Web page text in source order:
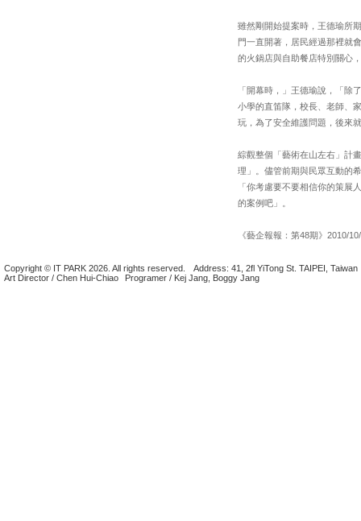
雖然剛開始提案時，王德瑜所
門一直開著，居民經過那裡就
的火鍋店與自助餐店特別關心
「開幕時，」王德瑜說，「除
小學的直笛隊，校長、老師、
玩，為了安全維護問題，後來
綜觀整個「藝術在山左右」計
理」。儘管前期與民眾互動的
「你考慮要不要相信你的策展
的案例吧」。
《藝企報報：第48期》2010/
Copyright © IT PARK 2026. All rights reserved.
Address: 41, 2fl YiTong St. TAIPEI, Taiwan
Art Director / Chen Hui-Chiao
Programer / Kej Jang, Boggy Jang